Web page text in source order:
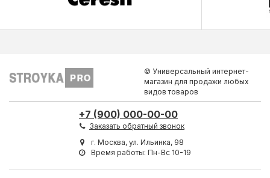
© Универсальный интернет-
магазин для продажи любых
видов товаров
+7 (900) 000-00-00
Заказать обратный звонок
г. Москва, ул. Ильинка, 98
Время работы: Пн-Вс 10-19